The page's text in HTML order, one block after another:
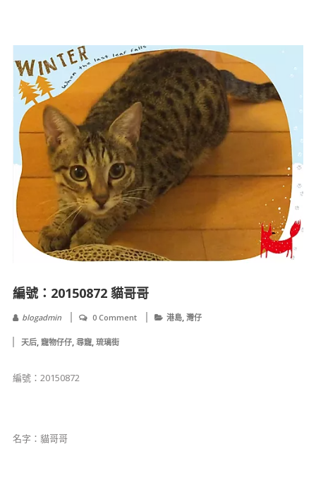
編號：20150872 貓哥哥
blogadmin 0 Comment 港島, 灣仔
天后, 寵物仔仔, 尋寵, 琉璃街
編號：20150872
名字：貓哥哥